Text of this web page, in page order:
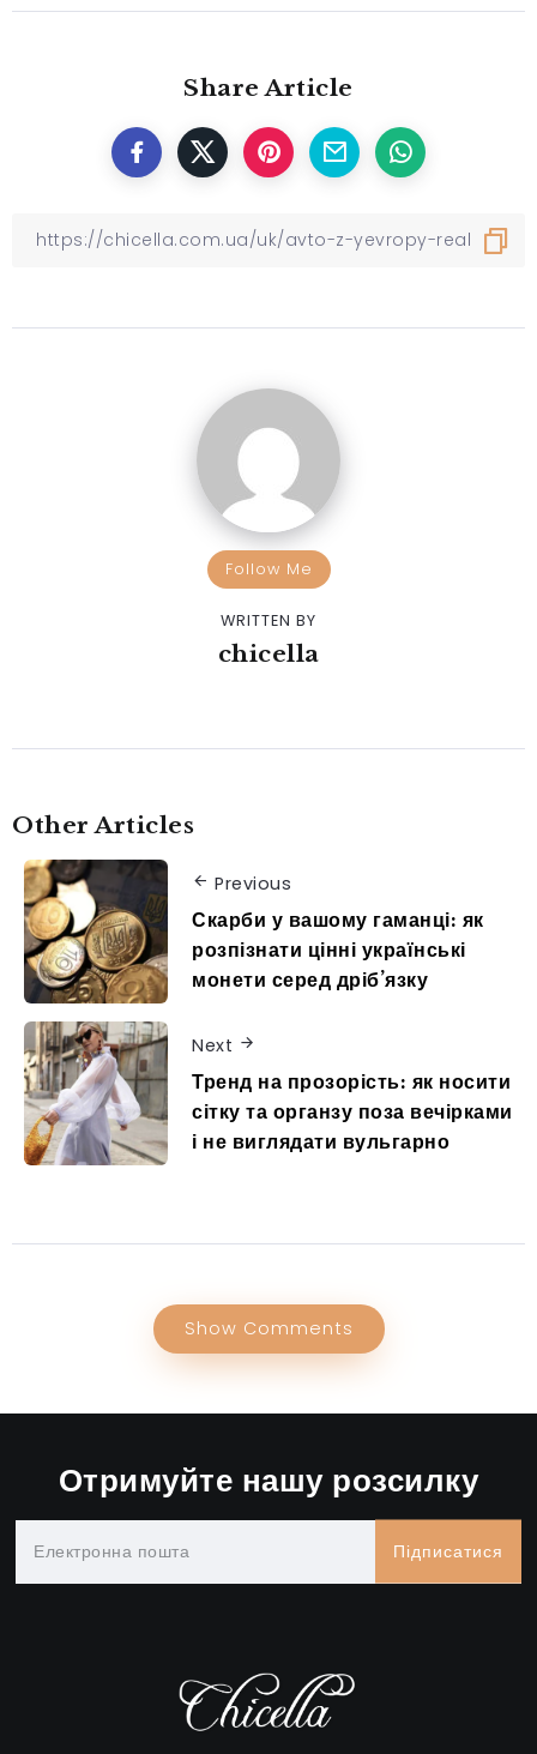
Share Article
Follow Me
WRITTEN BY
chicella
Other Articles
Previous
Скарби у вашому гаманці: як
розпізнати цінні українські
монети серед дріб’язку
Next
Тренд на прозорість: як носити
сітку та органзу поза вечірками
і не виглядати вульгарно
Show Comments
Отримуйте нашу розсилку
Підписатися